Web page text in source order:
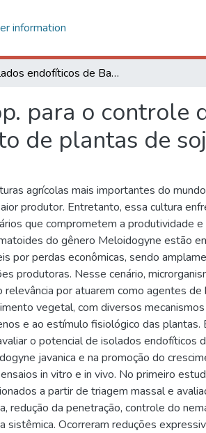
information
Isolados endofíticos de Bacillus spp. para o controle de Meloidogyne javanica e promoção de crescimento de plantas de soja
para o controle
de plantas de
agrícolas mais importantes do
produtor. Entretanto, essa cultura
que comprometem a produtividade e
do gênero Meloidogyne estão
por perdas econômicas, sendo
produtoras. Nesse cenário,
relevância por atuarem como agentes
vegetal, com diversos
e ao estímulo fisiológico das plantas.
o potencial de isolados endofíticos
javanica e na promoção do
in vitro e in vivo. No primeiro
a partir de triagem massal e
redução da penetração, controle do
sistêmica. Ocorreram reduções